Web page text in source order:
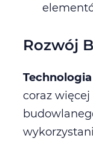
Rozwój
coraz więcej